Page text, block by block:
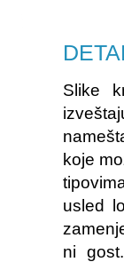
Slike
koje
usled
ni